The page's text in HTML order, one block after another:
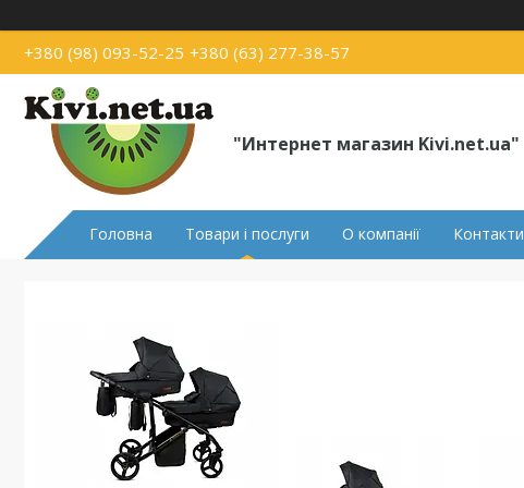
+380 (98) 093-52-25 +380 (63) 277-38-57
"Интернет магазин Kivi.net.ua"
Головна Товари і послуги О компанії Контакти